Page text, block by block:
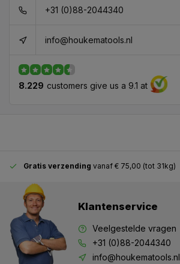
+31 (0)88-2044340
info@houkematools.nl
8.229 customers give us a 9.1 at
Gratis verzending vanaf € 75,00 (tot 31kg)
Klantenservice
Veelgestelde vragen
+31 (0)88-2044340
info@houkematools.nl